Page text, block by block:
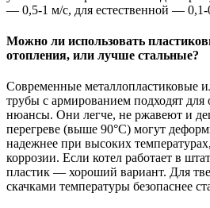
— 0,5-1 м/с, для естественной — 0,1-
Можно ли использовать
отопления, или лучше стальные?
Современные металлопластиковые
трубы с армированием подходят для
нюансы. Они легче, не ржавеют и
перегреве (выше 90°C) могут
надежнее при высоких
коррозии. Если котел работает в
пластик — хороший вариант. Для
скачками температуры безопаснее